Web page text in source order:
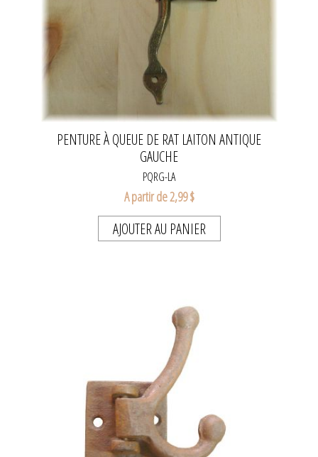
PENTURE À QUEUE DE RAT LAITON ANTIQUE
GAUCHE
PQRG-LA
A partir de 2,99 $
AJOUTER AU PANIER